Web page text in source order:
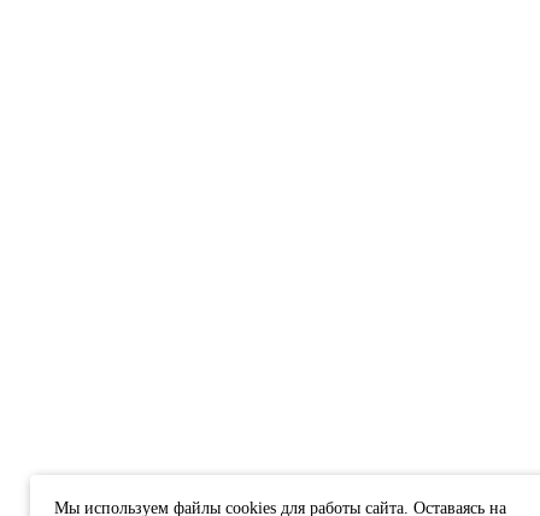
Мы используем файлы cookies для работы сайта. Оставаясь на